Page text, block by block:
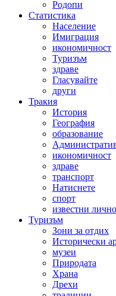
Родопи
Статистика
Население
Имиграция
икономичност
Туризъм
здраве
Гласувайте
други
Тракия
История
География
образование
икономичност
здраве
транспорт
Натиснете
спорт
известни
Туризъм
Зони за отдих
Исторически
музеи
Природата
Храна
Дрехи